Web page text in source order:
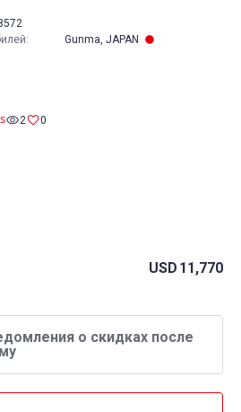
2 0
USD 11,770
о скидках после
: Gunma, JAPAN